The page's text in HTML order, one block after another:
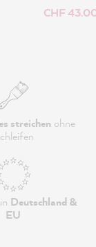
CHF
streichen ohne
Deutschland &
EU